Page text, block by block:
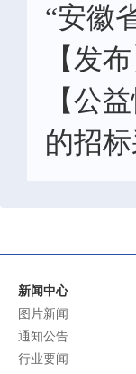
“安徽
【发
【公
的招
新闻中心
图片新闻
通知公告
行业要闻